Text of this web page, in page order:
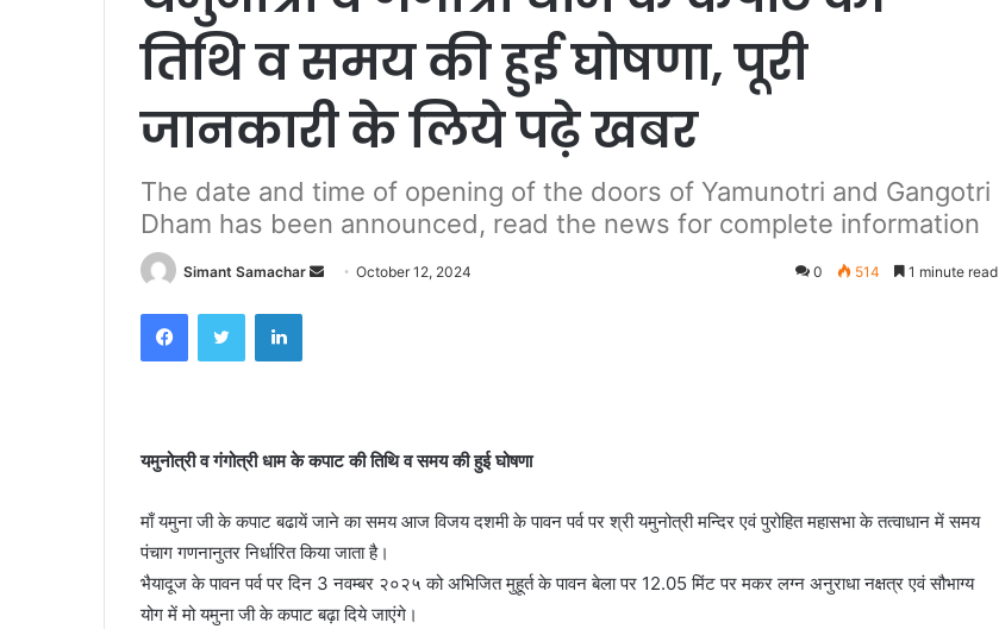
तिथि व समय की हुई घोषणा, पूरी
जानकारी के लिये पढ़े खबर
The date and time of opening of the doors of Yamunotri and Gangotri
Dham has been announced, read the news for complete information
Simant Samachar
m
i
l
October 12, 2024 0 514 1 minute read
यमुनोत्री व गंगोत्री धाम के कपाट की तिथि व समय की हुई घोषणा
माँ यमुना जी के कपाट बढायें जाने का समय आज विजय दशमी के पावन पर्व पर श्री यमुनोत्री मन्दिर एवं पुरोहित महासभा के तत्वाधान में समय
पंचाग गणनानुतर निर्धारित किया जाता है।
भैयादूज के पावन पर्व पर दिन 3 नवम्बर २०२५ को अभिजित मुहूर्त के पावन बेला पर 12.05 मिंट पर मकर लग्न अनुराधा नक्षत्र एवं सौभाग्य
योग में मो यमुना जी के कपाट बढ़ा दिये जाएंगे।